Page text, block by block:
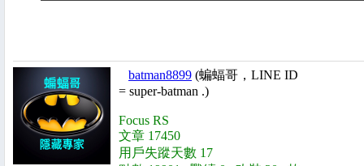
batman8899 (蝙蝠哥，LINE ID
= super-batman .)
Focus RS
文章 17450
用戶失蹤天數 17